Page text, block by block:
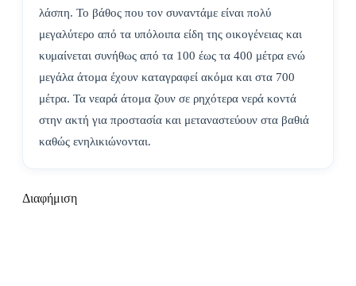
λάσπη. Το βάθος που τον συναντάμε είναι πολύ
μεγαλύτερο από τα υπόλοιπα είδη της οικογένειας και
κυμαίνεται συνήθως από τα 100 έως τα 400 μέτρα ενώ
μεγάλα άτομα έχουν καταγραφεί ακόμα και στα 700
μέτρα. Τα νεαρά άτομα ζουν σε ρηχότερα νερά κοντά
στην ακτή για προστασία και μεταναστεύουν στα βαθιά
καθώς ενηλικιώνονται.
Διαφήμιση